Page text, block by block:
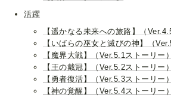
活躍
【遥かなる未来への旅路】（
【いばらの巫女と滅びの神】（
【魔界大戦】（Ver.5.1ストーリー）
【王の戴冠】（Ver.5.2ストーリー）
【勇者復活】（Ver.5.3ストーリー）
【神の覚醒】（Ver.5.4ストーリー）